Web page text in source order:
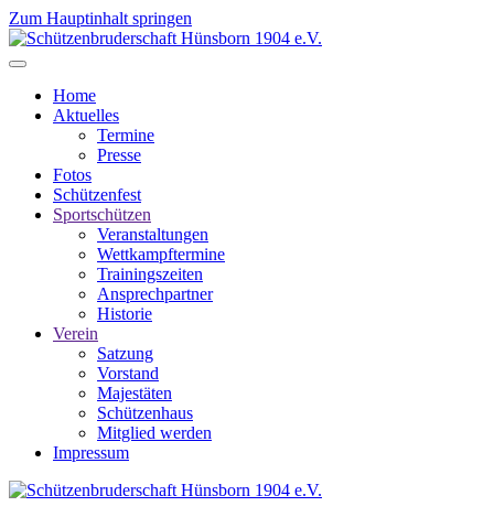
Zum Hauptinhalt springen
Home
Aktuelles
Termine
Presse
Fotos
Schützenfest
Sportschützen
Veranstaltungen
Wettkampftermine
Trainingszeiten
Ansprechpartner
Historie
Verein
Satzung
Vorstand
Majestäten
Schützenhaus
Mitglied werden
Impressum